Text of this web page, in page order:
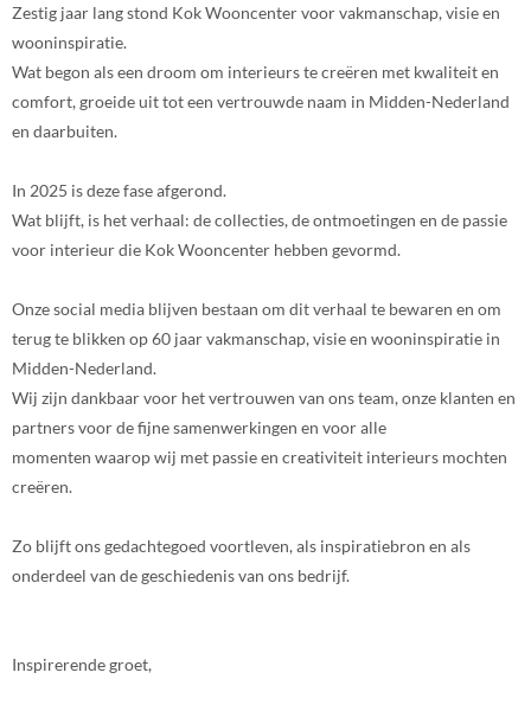
Zestig jaar lang stond Kok Wooncenter voor vakmanschap, visie en
wooninspiratie.
Wat begon als een droom om interieurs te creëren met kwaliteit en
comfort, groeide uit tot een vertrouwde naam in Midden-Nederland
en daarbuiten.
In 2025 is deze fase afgerond.
Wat blijft, is het verhaal: de collecties, de ontmoetingen en de passie
voor interieur die Kok Wooncenter hebben gevormd.
Onze social media blijven bestaan om dit verhaal te bewaren en om
terug te blikken op 60 jaar vakmanschap, visie en wooninspiratie in
Midden-Nederland.
Wij zijn dankbaar voor het vertrouwen van ons team, onze klanten en
partners voor de fijne samenwerkingen en voor alle
momenten waarop wij met passie en creativiteit interieurs mochten
creëren.
Zo blijft ons gedachtegoed voortleven, als inspiratiebron en als
onderdeel van de geschiedenis van ons bedrijf.
Inspirerende groet,